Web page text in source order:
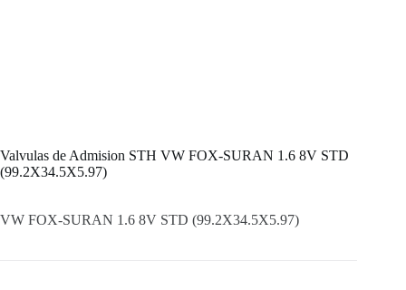
Valvulas de Admision STH VW FOX-SURAN 1.6 8V STD
(99.2X34.5X5.97)
VW FOX-SURAN 1.6 8V STD (99.2X34.5X5.97)